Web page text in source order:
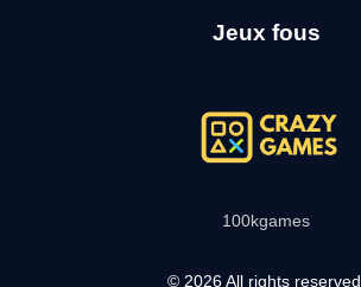
Jeux fous
100kgames
© 2026 All rights reserved.